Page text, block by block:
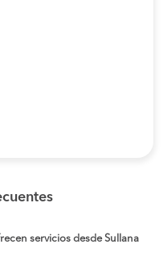
servicios desde Sullana